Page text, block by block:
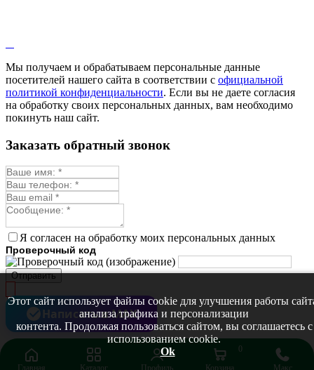
Мыльнянка
Мята
Овсяный корень
Огуречная трава
Пустырник
Репешок
Синюха
Смесь лекарственных
Стевия
Тимьян ползучий (чабрец)
Фенхель лекарственный
Цикорий лекарственный
Череда лекарственная
Чернокорень
Шалфей
Семена ягод
Брусника
Голубика
Мы получаем и обрабатываем персональные данные
посетителей нашего сайта в соответствии с официальной
политикой конфиденциальности. Если вы не даете согласия
на обработку своих персональных данных, вам необходимо
покинуть наш сайт.
Этот сайт использует файлы cookie для улучшения работы
анализа трафика и персонализации
контента. Продолжая пользоваться сайтом, вы соглашаетесь с
использованием cookie.
Ok
Заказать обратный звонок
Я согласен на обработку моих персональных данных
Проверочный код
Отправить
Главная Каталог Профиль
0
Корзина
Макс
Написать в MAX